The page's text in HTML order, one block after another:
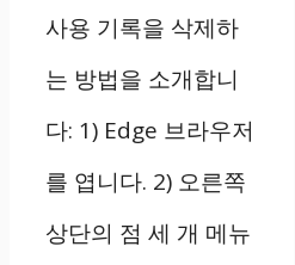
사용 기록을 삭제하
는 방법을 소개합니
다: 1) Edge 브라우저
를 엽니다. 2) 오른쪽
상단의 점 세 개 메뉴